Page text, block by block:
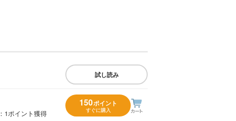
試し読み
：1ポイント獲得
150ポイント
すぐに購入